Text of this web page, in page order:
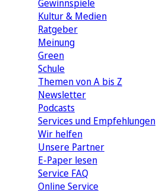
Gewinnspiele
Kultur & Medien
Ratgeber
Meinung
Green
Schule
Themen von A bis Z
Newsletter
Podcasts
Services und Empfehlungen
Wir helfen
Unsere Partner
E-Paper lesen
Service FAQ
Online Service